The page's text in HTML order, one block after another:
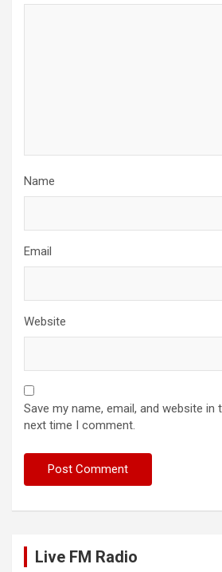
Name
Email
Website
Save my name, email, and website
next time I comment.
Live FM Radio